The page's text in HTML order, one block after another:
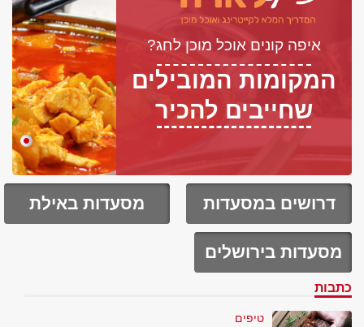
איפה קונים אוכל מוכן לחג?
המקומות המובילים
שחייבים להכיר
דרושים במסעדות מסעדות באילת
מסעדות בירושלים
כתבות
טיפים